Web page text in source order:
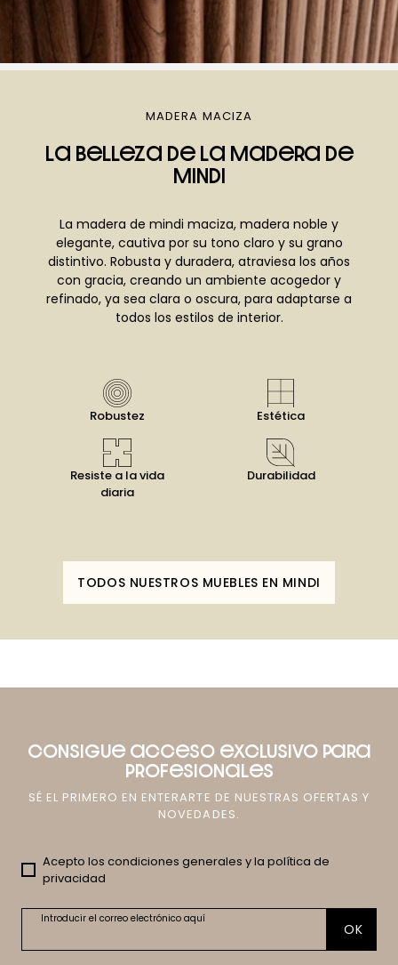
MADERA MACIZA
La belleza de la madera de
mindi
La madera de mindi maciza, madera noble y
elegante, cautiva por su tono claro y su grano
distintivo. Robusta y duradera, atraviesa los años
con gracia, creando un ambiente acogedor y
refinado, ya sea clara o oscura, para adaptarse a
todos los estilos de interior.
Robustez Estética
Resiste a la vida
diaria
Durabilidad
TODOS NUESTROS MUEBLES EN MINDI
CONSIGUE ACCESO EXCLUSIVO PARA
PROFESIONALES
SÉ EL PRIMERO EN ENTERARTE DE NUESTRAS OFERTAS Y
NOVEDADES.
Acepto los condiciones generales y la política de
privacidad
Introducir el correo electrónico aquí
OK